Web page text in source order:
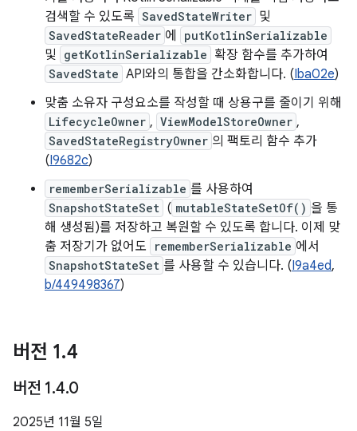
검색할 수 있도록 SavedStateWriter 및
SavedStateReader 에 putKotlinSerializable
및 getKotlinSerializable 확장 함수를 추가하여
SavedState API와의 통합을 간소화합니다. (Iba02e)
맞춤 소유자 구성요소를 작성할 때 상용구를 줄이기 위해
LifecycleOwner , ViewModelStoreOwner ,
SavedStateRegistryOwner 의 팩토리 함수 추가
(I9682c)
rememberSerializable 를 사용하여
SnapshotStateSet ( mutableStateSetOf() 을 통
해 생성됨)를 저장하고 복원할 수 있도록 합니다. 이제 맞
춤 저장기가 없어도
rememberSerializable 에서
SnapshotStateSet 를 사용할 수 있습니다. (I9a4ed,
b/449498367)
버전 1.4
버전 1.4.0
2025년 11월 5일